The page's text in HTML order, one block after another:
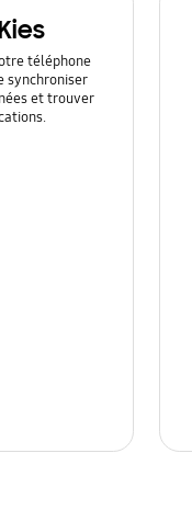
téléphone
synchroniser
et trouver